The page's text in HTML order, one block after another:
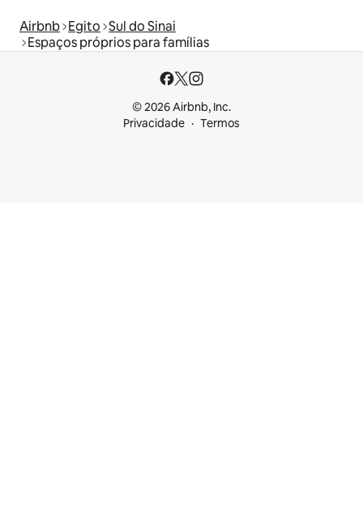
Airbnb Egito Sul do Sinai
Espaços próprios para famílias
© 2026 Airbnb, Inc.
Privacidade
Termos